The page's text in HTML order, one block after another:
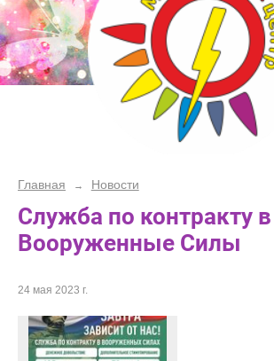
Главная → Новости
Служба по контракту в
Вооруженные Силы
24 мая 2023 г.